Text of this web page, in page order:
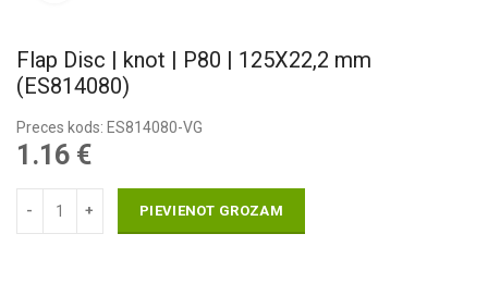
Flap Disc | knot | P80 | 125X22,2 mm
(ES814080)
Preces kods: ES814080-VG
1.16 €
PIEVIENOT GROZAM